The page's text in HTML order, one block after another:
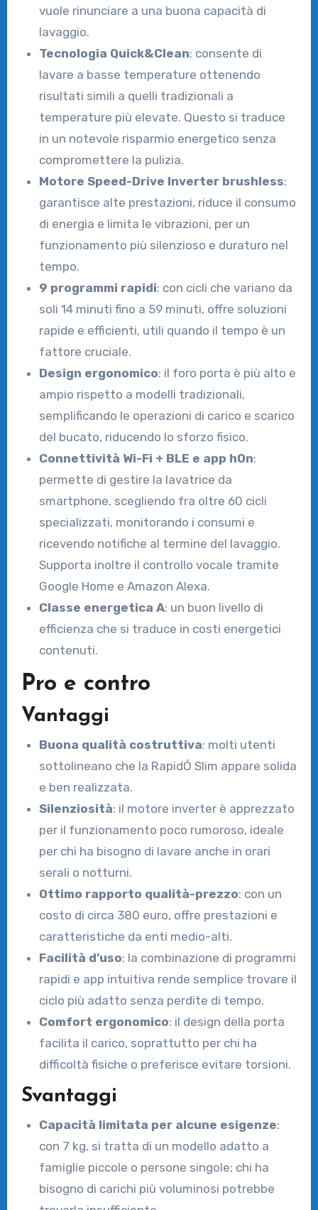
vuole rinunciare a una buona capacità di
lavaggio.
Tecnologia Quick&Clean: consente di
lavare a basse temperature ottenendo
risultati simili a quelli tradizionali a
temperature più elevate. Questo si traduce
in un notevole risparmio energetico senza
compromettere la pulizia.
Motore Speed-Drive Inverter brushless:
garantisce alte prestazioni, riduce il consumo
di energia e limita le vibrazioni, per un
funzionamento più silenzioso e duraturo nel
tempo.
9 programmi rapidi: con cicli che variano da
soli 14 minuti fino a 59 minuti, offre soluzioni
rapide e efficienti, utili quando il tempo è un
fattore cruciale.
Design ergonomico: il foro porta è più alto e
ampio rispetto a modelli tradizionali,
semplificando le operazioni di carico e scarico
del bucato, riducendo lo sforzo fisico.
Connettività Wi-Fi + BLE e app hOn:
permette di gestire la lavatrice da
smartphone, scegliendo fra oltre 60 cicli
specializzati, monitorando i consumi e
ricevendo notifiche al termine del lavaggio.
Supporta inoltre il controllo vocale tramite
Google Home e Amazon Alexa.
Classe energetica A: un buon livello di
efficienza che si traduce in costi energetici
contenuti.
Pro e contro
Vantaggi
Buona qualità costruttiva: molti utenti
sottolineano che la RapidÓ Slim appare solida
e ben realizzata.
Silenziosità: il motore inverter è apprezzato
per il funzionamento poco rumoroso, ideale
per chi ha bisogno di lavare anche in orari
serali o notturni.
Ottimo rapporto qualità-prezzo: con un
costo di circa 380 euro, offre prestazioni e
caratteristiche da enti medio-alti.
Facilità d’uso: la combinazione di programmi
rapidi e app intuitiva rende semplice trovare il
ciclo più adatto senza perdite di tempo.
Comfort ergonomico: il design della porta
facilita il carico, soprattutto per chi ha
difficoltà fisiche o preferisce evitare torsioni.
Svantaggi
Capacità limitata per alcune esigenze:
con 7 kg, si tratta di un modello adatto a
famiglie piccole o persone singole; chi ha
bisogno di carichi più voluminosi potrebbe